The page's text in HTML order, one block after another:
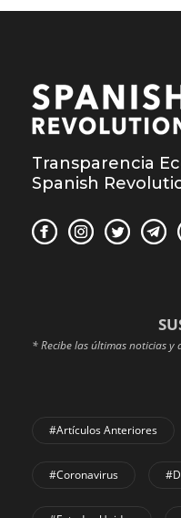
Transparencia
Spanish
* Recibe las últimas noticias y
#Artículos Anteriores
#coronavirus